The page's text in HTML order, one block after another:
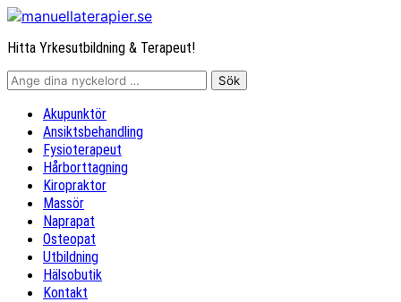
Hitta Yrkesutbildning & Terapeut!
Akupunktör
Ansiktsbehandling
Fysioterapeut
Hårborttagning
Kiropraktor
Massör
Naprapat
Osteopat
Utbildning
Hälsobutik
Kontakt